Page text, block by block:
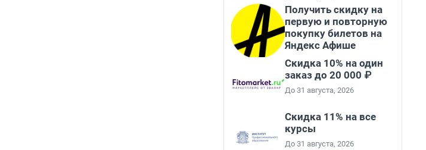
Получить скидку на
первую и повторную
покупку билетов на
Яндекс Афише
Скидка 10% на один
заказ до 20 000 ₽
До 31 августа, 2026
Скидка 11% на все
курсы
До 31 августа, 2026